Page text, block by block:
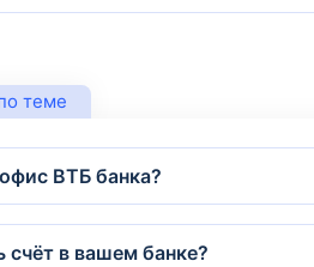
теме
ВТБ банка?
счёт в вашем банке?